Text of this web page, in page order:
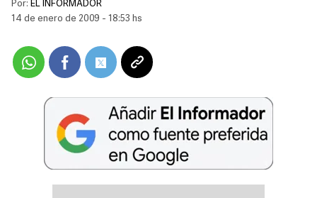
Por: EL INFORMADOR
14 de enero de 2009 - 18:53 hs